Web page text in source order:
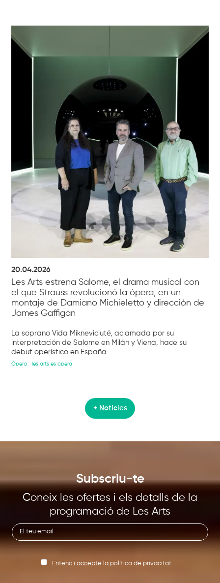
20.04.2026
Les Arts estrena Salome, el drama musical con
el que Strauss revolucionó la ópera, en un
montaje de Damiano Michieletto y dirección de
James Gaffigan
La soprano Vida Mikneviciuté, aclamada por su
interpretación de Salome en Milán y Viena, hace su
debut operístico en España
Òpera les arts es opera
+ Notícies
Subscriu-te
Coneix les ofertes i els detalls de la
programació de Les Arts
Entenc i accepte la política de privacitat.